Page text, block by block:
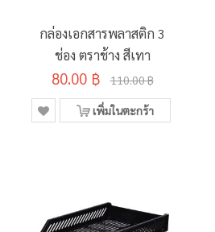
กล่องเอกสารพลาสติก 3
ช่อง ตราช้าง สีเทา
80.00 ฿ 110.00 ฿
เพิ่มในตะกร้า